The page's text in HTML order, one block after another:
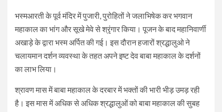
भस्मआरती के पूर्व मंदिर में पुजारी, पुरोहितों ने जलाभिषेक कर भगवान
महाकाल का भांग और सूखे मेवे से श्रृंगार किया। पूजन के बाद महानिवार्णी
अखाड़े के द्वारा भस्म अर्पित की गई। इस दौरान हजारों श्रद्धालुओ ने
चलायमान दर्शन व्यवस्था के तहत अपने इष्ट देव बाबा महाकाल के दर्शनों
का लाभ लिया।
श्रावण मास में बाबा महाकाल के दरबार में भक्तों की भारी भीड़ उमड़ रही
है। इस मास में अधिक से अधिक श्रद्धालुओं को बाबा महाकाल की सुबह